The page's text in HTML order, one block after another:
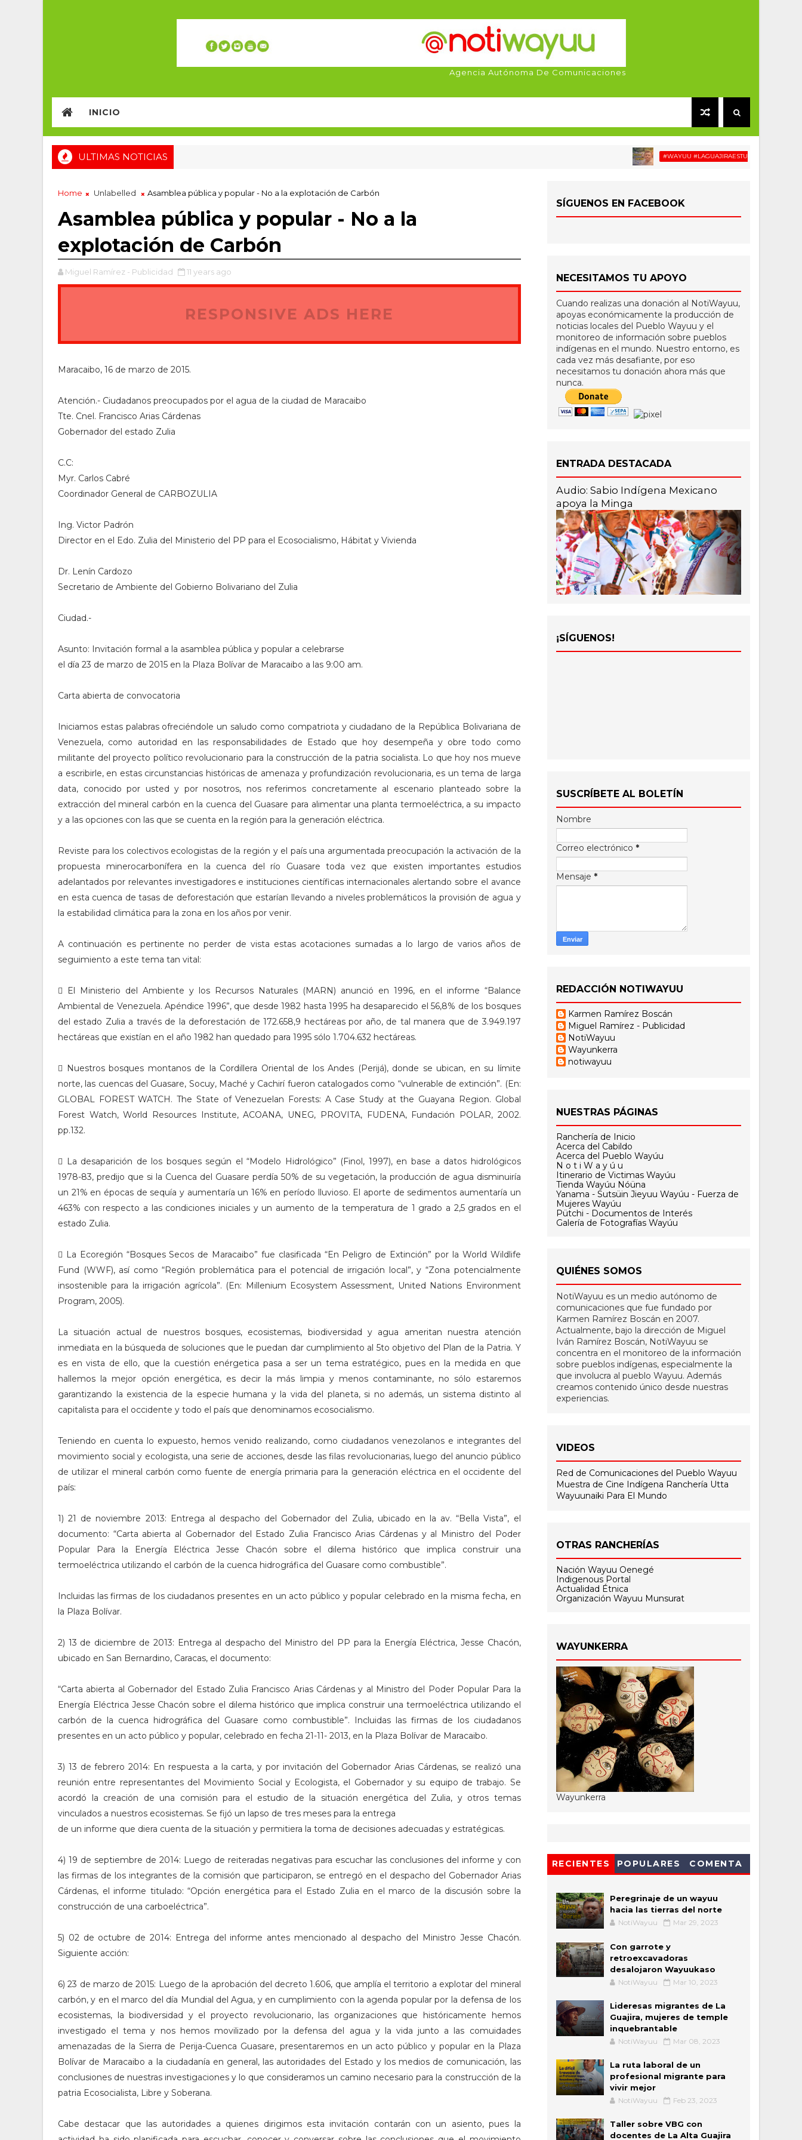
Agencia Autónoma De Comunicaciones
INICIO
ULTIMAS NOTICIAS #WAYUU #LAGUAJIRAESTUCASA #MIGRACIÓN
Home Unlabelled Asamblea pública y popular - No a la explotación de Carbón
Asamblea pública y popular - No a la
explotación de Carbón
Miguel Ramírez - Publicidad 11 years ago
RESPONSIVE ADS HERE
Maracaibo, 16 de marzo de 2015.
Atención.- Ciudadanos preocupados por el agua de la ciudad de Maracaibo
Tte. Cnel. Francisco Arias Cárdenas
Gobernador del estado Zulia
C.C:
Myr. Carlos Cabré
Coordinador General de CARBOZULIA
Ing. Victor Padrón
Director en el Edo. Zulia del Ministerio del PP para el Ecosocialismo, Hábitat y Vivienda
Dr. Lenín Cardozo
Secretario de Ambiente del Gobierno Bolivariano del Zulia
Ciudad.-
Asunto: Invitación formal a la asamblea pública y popular a celebrarse
el día 23 de marzo de 2015 en la Plaza Bolívar de Maracaibo a las 9:00 am.
Carta abierta de convocatoria
Iniciamos estas palabras ofreciéndole un saludo como compatriota y ciudadano de la República Bolivariana de
Venezuela, como autoridad en las responsabilidades de Estado que hoy desempeña y obre todo como
militante del proyecto político revolucionario para la construcción de la patria socialista. Lo que hoy nos mueve
a escribirle, en estas circunstancias históricas de amenaza y profundización revolucionaria, es un tema de larga
data, conocido por usted y por nosotros, nos referimos concretamente al escenario planteado sobre la
extracción del mineral carbón en la cuenca del Guasare para alimentar una planta termoeléctrica, a su impacto
y a las opciones con las que se cuenta en la región para la generación eléctrica.
Reviste para los colectivos ecologistas de la región y el país una argumentada preocupación la activación de la
propuesta minerocarbonífera en la cuenca del río Guasare toda vez que existen importantes estudios
adelantados por relevantes investigadores e instituciones científicas internacionales alertando sobre el avance
en esta cuenca de tasas de deforestación que estarían llevando a niveles problemáticos la provisión de agua y
la estabilidad climática para la zona en los años por venir.
A continuación es pertinente no perder de vista estas acotaciones sumadas a lo largo de varios años de
seguimiento a este tema tan vital:
 El Ministerio del Ambiente y los Recursos Naturales (MARN) anunció en 1996, en el informe “Balance
Ambiental de Venezuela. Apéndice 1996”, que desde 1982 hasta 1995 ha desaparecido el 56,8% de los bosques
del estado Zulia a través de la deforestación de 172.658,9 hectáreas por año, de tal manera que de 3.949.197
hectáreas que existían en el año 1982 han quedado para 1995 sólo 1.704.632 hectáreas.
 Nuestros bosques montanos de la Cordillera Oriental de los Andes (Perijá), donde se ubican, en su límite
norte, las cuencas del Guasare, Socuy, Maché y Cachirí fueron catalogados como “vulnerable de extinción”. (En:
GLOBAL FOREST WATCH. The State of Venezuelan Forests: A Case Study at the Guayana Region. Global
Forest Watch, World Resources Institute, ACOANA, UNEG, PROVITA, FUDENA, Fundación POLAR, 2002.
pp.132.
 La desaparición de los bosques según el “Modelo Hidrológico” (Finol, 1997), en base a datos hidrológicos
1978-83, predijo que si la Cuenca del Guasare perdía 50% de su vegetación, la producción de agua disminuiría
un 21% en épocas de sequía y aumentaría un 16% en período lluvioso. El aporte de sedimentos aumentaría un
463% con respecto a las condiciones iniciales y un aumento de la temperatura de 1 grado a 2,5 grados en el
estado Zulia.
 La Ecoregión “Bosques Secos de Maracaibo” fue clasificada “En Peligro de Extinción” por la World Wildlife
Fund (WWF), así como “Región problemática para el potencial de irrigación local”, y “Zona potencialmente
insostenible para la irrigación agrícola”. (En: Millenium Ecosystem Assessment, United Nations Environment
Program, 2005).
La situación actual de nuestros bosques, ecosistemas, biodiversidad y agua ameritan nuestra atención
inmediata en la búsqueda de soluciones que le puedan dar cumplimiento al 5to objetivo del Plan de la Patria. Y
es en vista de ello, que la cuestión enérgetica pasa a ser un tema estratégico, pues en la medida en que
hallemos la mejor opción energética, es decir la más limpia y menos contaminante, no sólo estaremos
garantizando la existencia de la especie humana y la vida del planeta, si no además, un sistema distinto al
capitalista para el occidente y todo el país que denominamos ecosocialismo.
Teniendo en cuenta lo expuesto, hemos venido realizando, como ciudadanos venezolanos e integrantes del
movimiento social y ecologista, una serie de acciones, desde las filas revolucionarias, luego del anuncio público
de utilizar el mineral carbón como fuente de energía primaria para la generación eléctrica en el occidente del
país:
1) 21 de noviembre 2013: Entrega al despacho del Gobernador del Zulia, ubicado en la av. “Bella Vista”, el
documento: “Carta abierta al Gobernador del Estado Zulia Francisco Arias Cárdenas y al Ministro del Poder
Popular Para la Energía Eléctrica Jesse Chacón sobre el dilema histórico que implica construir una
termoeléctrica utilizando el carbón de la cuenca hidrográfica del Guasare como combustible”.
Incluidas las firmas de los ciudadanos presentes en un acto público y popular celebrado en la misma fecha, en
la Plaza Bolívar.
2) 13 de diciembre de 2013: Entrega al despacho del Ministro del PP para la Energía Eléctrica, Jesse Chacón,
ubicado en San Bernardino, Caracas, el documento:
“Carta abierta al Gobernador del Estado Zulia Francisco Arias Cárdenas y al Ministro del Poder Popular Para la
Energía Eléctrica Jesse Chacón sobre el dilema histórico que implica construir una termoeléctrica utilizando el
carbón de la cuenca hidrográfica del Guasare como combustible”. Incluidas las firmas de los ciudadanos
presentes en un acto público y popular, celebrado en fecha 21-11- 2013, en la Plaza Bolívar de Maracaibo.
3) 13 de febrero 2014: En respuesta a la carta, y por invitación del Gobernador Arias Cárdenas, se realizó una
reunión entre representantes del Movimiento Social y Ecologista, el Gobernador y su equipo de trabajo. Se
acordó la creación de una comisión para el estudio de la situación energética del Zulia, y otros temas
vinculados a nuestros ecosistemas. Se fijó un lapso de tres meses para la entrega
de un informe que diera cuenta de la situación y permitiera la toma de decisiones adecuadas y estratégicas.
4) 19 de septiembre de 2014: Luego de reiteradas negativas para escuchar las conclusiones del informe y con
las firmas de los integrantes de la comisión que participaron, se entregó en el despacho del Gobernador Arias
Cárdenas, el informe titulado: “Opción energética para el Estado Zulia en el marco de la discusión sobre la
construcción de una carboeléctrica”.
5) 02 de octubre de 2014: Entrega del informe antes mencionado al despacho del Ministro Jesse Chacón.
Siguiente acción:
6) 23 de marzo de 2015: Luego de la aprobación del decreto 1.606, que amplía el territorio a explotar del mineral
carbón, y en el marco del día Mundial del Agua, y en cumplimiento con la agenda popular por la defensa de los
ecosistemas, la biodiversidad y el proyecto revolucionario, las organizaciones que históricamente hemos
investigado el tema y nos hemos movilizado por la defensa del agua y la vida junto a las comuidades
amenazadas de la Sierra de Perija-Cuenca Guasare, presentaremos en un acto público y popular en la Plaza
Bolívar de Maracaibo a la ciudadanía en general, las autoridades del Estado y los medios de comunicación, las
conclusiones de nuestras investigaciones y lo que consideramos un camino necesario para la construcción de la
patria Ecosocialista, Libre y Soberana.
Cabe destacar que las autoridades a quienes dirigimos esta invitación contarán con un asiento, pues la
SÍGUENOS EN FACEBOOK
NECESITAMOS TU APOYO
Cuando realizas una donación al NotiWayuu,
apoyas económicamente la producción de
noticias locales del Pueblo Wayuu y el
monitoreo de información sobre pueblos
indígenas en el mundo. Nuestro entorno, es
cada vez más desafiante, por eso
necesitamos tu donación ahora más que
nunca.
ENTRADA DESTACADA
Audio: Sabio Indígena Mexicano
apoya la Minga
¡SÍGUENOS!
SUSCRÍBETE AL BOLETÍN
Nombre
Correo electrónico *
Mensaje *
REDACCIÓN NOTIWAYUU
Karmen Ramírez Boscán
Miguel Ramírez - Publicidad
NotiWayuu
Wayunkerra
notiwayuu
NUESTRAS PÁGINAS
Ranchería de Inicio
Acerca del Cabildo
Acerca del Pueblo Wayúu
N o t i W a y ú u
Itinerario de Victimas Wayúu
Tienda Wayúu Nóüna
Yanama - Sutsüin Jieyuu Wayúu - Fuerza de
Mujeres Wayúu
Pütchi - Documentos de Interés
Galería de Fotografías Wayúu
QUIÉNES SOMOS
NotiWayuu es un medio autónomo de
comunicaciones que fue fundado por
Karmen Ramírez Boscán en 2007.
Actualmente, bajo la dirección de Miguel
Iván Ramírez Boscán, NotiWayuu se
concentra en el monitoreo de la información
sobre pueblos indígenas, especialmente la
que involucra al pueblo Wayuu. Además
creamos contenido único desde nuestras
experiencias.
VIDEOS
Red de Comunicaciones del Pueblo Wayuu
Muestra de Cine Indígena Ranchería Utta
Wayuunaiki Para El Mundo
OTRAS RANCHERÍAS
Nación Wayuu Oenegé
Indigenous Portal
Actualidad Étnica
Organización Wayuu Munsurat
WAYUNKERRA
Wayunkerra
RECIENTES POPULARES COMENTA
Peregrinaje de un wayuu
hacia las tierras del norte
NotiWayuu Mar 29, 2023
Con garrote y
retroexcavadoras
desalojaron Wayuukaso
NotiWayuu Mar 10, 2023
Lideresas migrantes de La
Guajira, mujeres de temple
inquebrantable
NotiWayuu Mar 08, 2023
La ruta laboral de un
profesional migrante para
vivir mejor
NotiWayuu Feb 23, 2023
Taller sobre VBG con
docentes de La Alta Guajira